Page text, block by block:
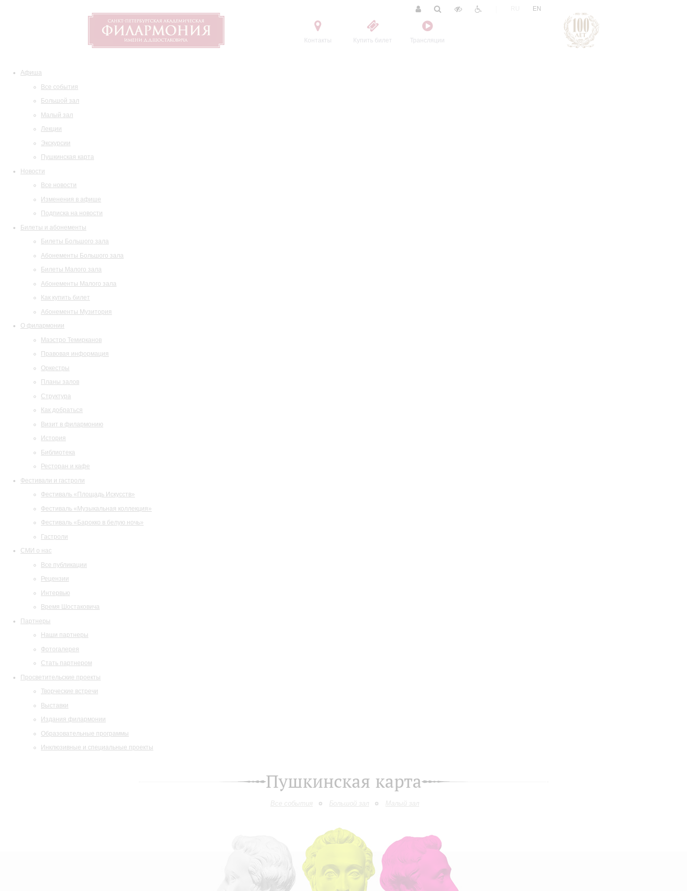
Контакты Купить билет Трансляции
EN
Афиша
Все события
Большой зал
Малый зал
Лекции
Экскурсии
Пушкинская карта
Новости
Все новости
Изменения в афише
Подписка на новости
Билеты и абонементы
Билеты Большого зала
Абонементы Большого зала
Билеты Малого зала
Абонементы Малого зала
Как купить билет
Абонементы Музитория
О филармонии
Маэстро Темирканов
Правовая информация
Оркестры
Планы залов
Структура
Как добраться
Визит в филармонию
История
Библиотека
Ресторан и кафе
Фестивали и гастроли
Фестиваль «Площадь Искусств»
Фестиваль «Музыкальная коллекция»
Фестиваль «Барокко в белую ночь»
Гастроли
СМИ о нас
Все публикации
Рецензии
Интервью
Время Шостаковича
Партнеры
Наши партнеры
Фотогалерея
Стать партнером
Просветительские проекты
Творческие встречи
Выставки
Издания филармонии
Образовательные программы
Инклюзивные и специальные проекты
Пушкинская карта
Все события Большой зал Малый зал